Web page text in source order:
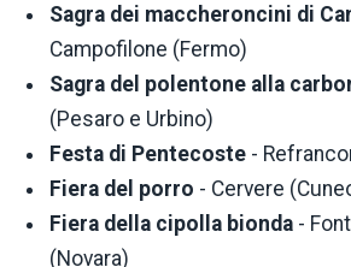
Sagra dei maccheroncini di
Campofilone (Fermo)
Sagra del polentone alla
(Pesaro e Urbino)
Festa di Pentecoste -
Fiera del porro - Cervere
Fiera della cipolla bionda -
(Novara)